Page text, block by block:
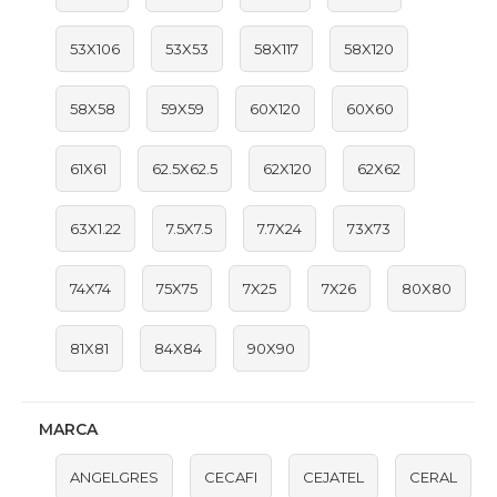
53X106 53X53 58X117 58X120
58X58 59X59 60X120 60X60
61X61 62.5X62.5 62X120 62X62
63X1.22 7.5X7.5 7.7X24 73X73
74X74 75X75 7X25 7X26 80X80
81X81 84X84 90X90
MARCA
ANGELGRES CECAFI CEJATEL CERAL